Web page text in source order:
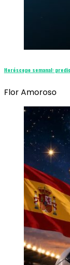
Horóscopo semanal:
Flor Amoroso